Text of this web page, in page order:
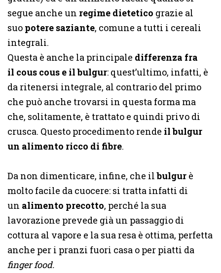
segue anche un regime dietetico grazie al
suo potere saziante, comune a tutti i cereali
integrali.
Questa è anche la principale differenza fra
il cous cous e il bulgur: quest’ultimo, infatti, è
da ritenersi integrale, al contrario del primo
che può anche trovarsi in questa forma ma
che, solitamente, è trattato e quindi privo di
crusca. Questo procedimento rende il bulgur
un alimento ricco di fibre.
Da non dimenticare, infine, che ilbulgur è
molto facile da cuocere: si tratta infatti di
un alimento precotto, perché la sua
lavorazione prevede già un passaggio di
cottura al vapore e la sua resa è ottima, perfetta
anche per i pranzi fuori casa o per piatti da
finger food.